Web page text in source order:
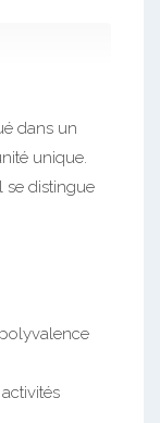
dans un
unique.
se distingue